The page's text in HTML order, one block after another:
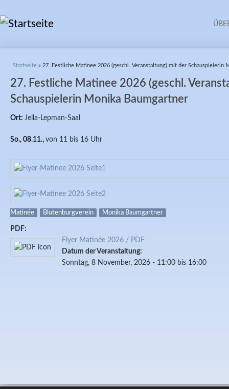
Sie sind hier
Startseite » 27. Festliche Matinee 2026 (geschl. Veranstaltung) mit der Schauspielerin
27. Festliche Matinee 2026 (geschl.
Schauspielerin Monika Baumgartner
Ort: Jella-Lepman-Saal
So., 08.11., von 11 bis 16 Uhr
Matinée Blutenburgverein Monika Baumgartner
PDF:
Flyer Matinée 2026 / PDF
Datum der Veranstaltung:
Sonntag, 8 November, 2026 - 11:00 bis 16:00